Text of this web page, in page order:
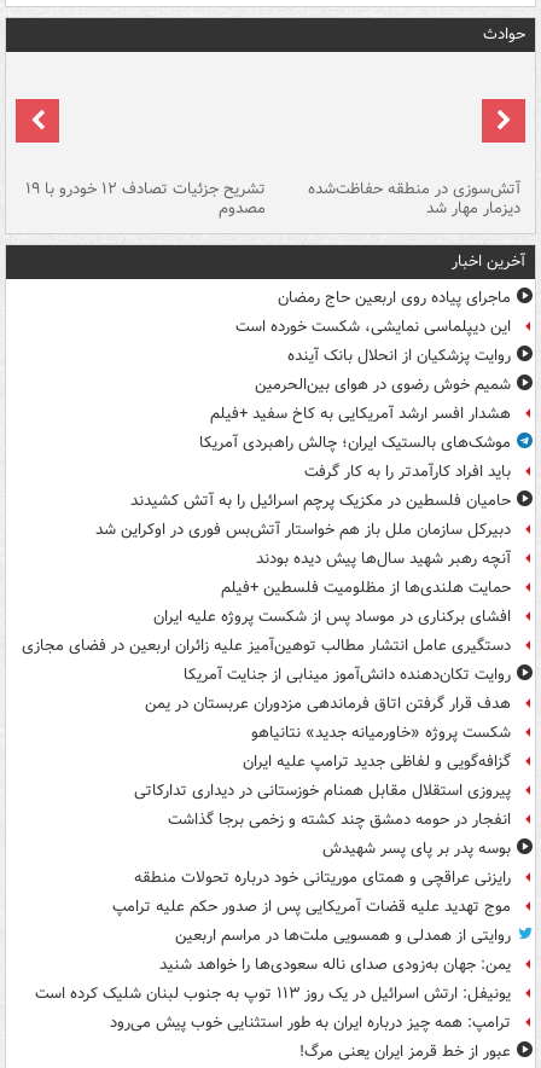
حوادث
آتش‌سوزی در منطقه حفاظت‌شده
دیزمار مهار شد
تشریح جزئیات تصادف ۱۲ خودرو با ۱۹
مصدوم
آخرین اخبار
ماجرای پیاده روی اربعین حاج رمضان
این دیپلماسی نمایشی، شکست خورده است
روایت پزشکیان از انحلال بانک آینده
شمیم خوش رضوی در هوای بین‌الحرمین
هشدار افسر ارشد آمریکایی به کاخ سفید +فیلم
موشک‌های بالستیک ایران؛ چالش راهبردی آمریکا
باید افراد کارآمدتر را به کار گرفت
حامیان فلسطین در مکزیک پرچم اسرائیل را به آتش کشیدند
دبیرکل سازمان ملل باز هم خواستار آتش‌بس فوری در اوکراین شد
آنچه رهبر شهید سال‌ها پیش دیده بودند
حمایت هلندی‌ها از مظلومیت فلسطین +فیلم
افشای برکناری در موساد پس از شکست پروژه علیه ایران
دستگیری عامل انتشار مطالب توهین‌آمیز علیه زائران اربعین در فضای مجازی
روایت تکان‌دهنده دانش‌آموز مینابی از جنایت آمریکا
هدف قرار گرفتن اتاق‌ فرماندهی مزدوران عربستان در یمن
شکست پروژه «خاورمیانه جدید» نتانیاهو
گزافه‌گویی و لفاظی جدید ترامپ علیه ایران
پیروزی استقلال مقابل همنام خوزستانی در دیداری تدارکاتی
انفجار در حومه دمشق چند کشته و زخمی برجا گذاشت
بوسه‌ پدر بر پای پسر شهیدش
رایزنی عراقچی و همتای موریتانی خود درباره تحولات منطقه
موج تهدید علیه قضات آمریکایی پس از صدور حکم علیه ترامپ
روایتی از همدلی و همسویی ملت‌ها در مراسم اربعین
یمن: جهان به‌زودی صدای ناله سعودی‌ها را خواهد شنید
یونیفل: ارتش اسرائیل در یک روز ۱۱۳ توپ به جنوب لبنان شلیک کرده است
ترامپ: همه چیز درباره ایران به طور استثنایی خوب پیش می‌رود
عبور از خط قرمز ایران یعنی مرگ!